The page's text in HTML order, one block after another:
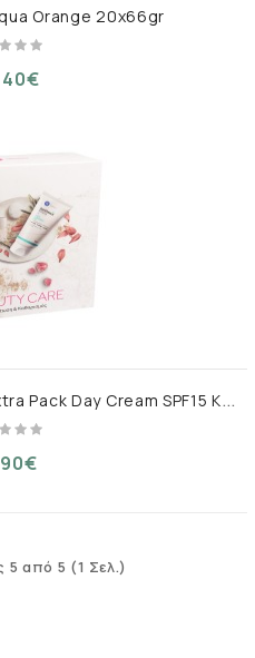
Orange 20x66gr
M
edisei Promo Panthenol Extra Pack Day Cream SPF15 Κρέμα Προσώπου 50ml + Face Cleansing Gel 150ml
5 από 5 (1 Σελ.)